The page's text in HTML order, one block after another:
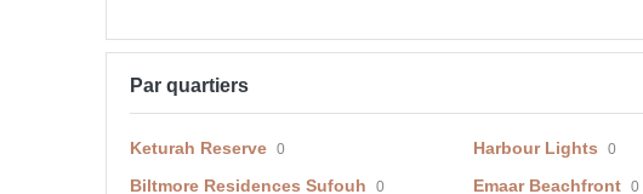
Par quartiers
Keturah Reserve 0 Harbour Lights 0
Biltmore Residences Sufouh 0 Emaar Beachfront 0